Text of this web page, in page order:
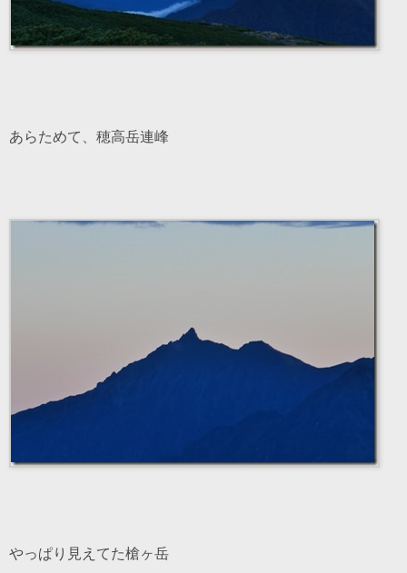
あらためて、穂高岳連峰
やっぱり見えてた槍ヶ岳